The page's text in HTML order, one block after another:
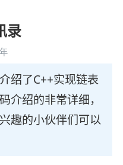
录
绍了C++实现链表
介绍的非常详细，
趣的小伙伴们可以